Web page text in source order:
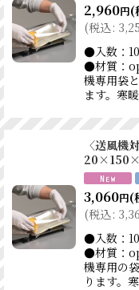
2,960円(
(税込:
●入数：
●材質：
機専用袋
ます。寒
〈送風機
3,060円(
(税込:
●入数：
●材質：
機専用の
ります。